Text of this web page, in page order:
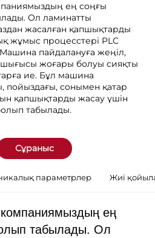
ең соңғы
Ол ламинатты
жасалған қапшықтарды
жұмыс процесстері PLC
пайдалануға жеңіл,
жоғары болуы сияқты
ие. Бұл машина
пойыздағы, сонымен қатар
қапшықтарды жасау үшін
табылады.
Сұраныс
параметрлер Жиі
ең
табылады. Ол